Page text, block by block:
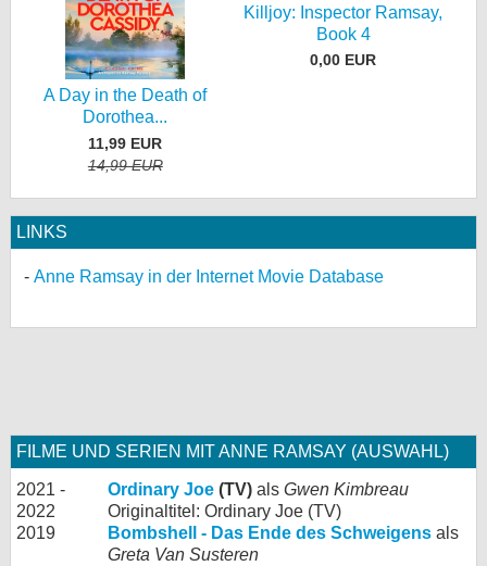
A Day in the Death of
Dorothea...
11,99 EUR
14,99 EUR
Killjoy: Inspector Ramsay,
Book 4
0,00 EUR
LINKS
Anne Ramsay in der Internet Movie Database
FILME UND SERIEN MIT ANNE RAMSAY (AUSWAHL)
2021 -
2022
Ordinary Joe (TV) als Gwen Kimbreau
Originaltitel: Ordinary Joe (TV)
2019
Bombshell - Das Ende des Schweigens als
Greta Van Susteren